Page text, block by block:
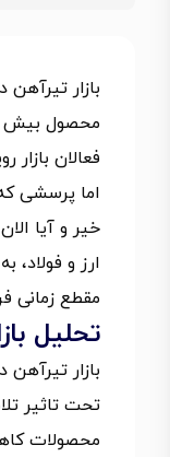
محصول بیش
فعالان
اما پرسشی
خیر و آیا
مقطع زمانی
تحلیل
تحت تاثیر
محصولات